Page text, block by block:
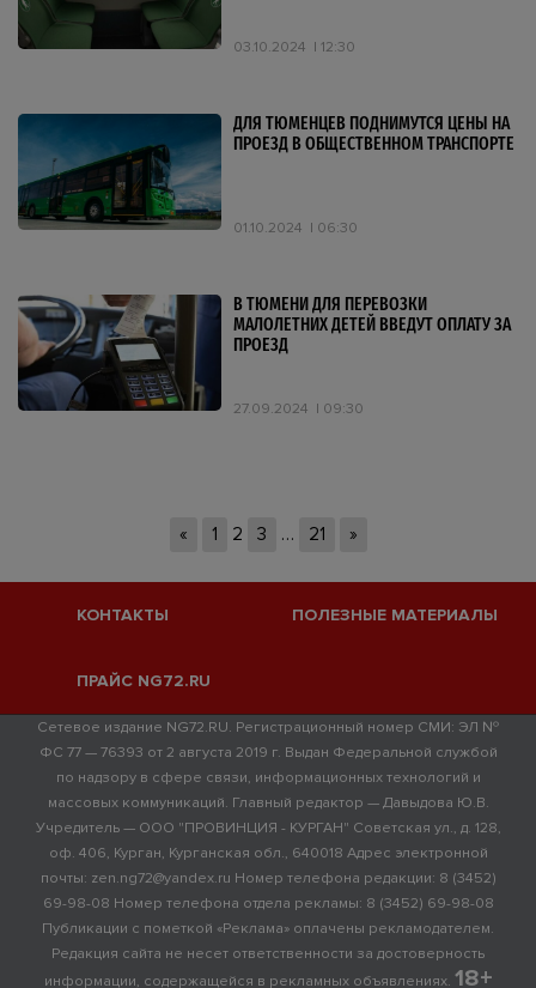
03.10.2024 12:30
ДЛЯ ТЮМЕНЦЕВ ПОДНИМУТСЯ ЦЕНЫ НА
ПРОЕЗД В ОБЩЕСТВЕННОМ ТРАНСПОРТЕ
01.10.2024 06:30
В ТЮМЕНИ ДЛЯ ПЕРЕВОЗКИ
МАЛОЛЕТНИХ ДЕТЕЙ ВВЕДУТ ОПЛАТУ ЗА
ПРОЕЗД
27.09.2024 09:30
« 1 2 3 … 21 »
КОНТАКТЫ ПОЛЕЗНЫЕ МАТЕРИАЛЫ
ПРАЙС NG72.RU
Сетевое издание NG72.RU. Регистрационный номер СМИ: ЭЛ №
ФС 77 — 76393 от 2 августа 2019 г. Выдан Федеральной службой
по надзору в сфере связи, информационных технологий и
массовых коммуникаций. Главный редактор — Давыдова Ю.В.
Учредитель — ООО "ПРОВИНЦИЯ - КУРГАН" Советская ул., д. 128,
оф. 406, Курган, Курганская обл., 640018 Адрес электронной
почты: zen.ng72@yandex.ru Номер телефона редакции: 8 (3452)
69-98-08 Номер телефона отдела рекламы: 8 (3452) 69-98-08
Публикации с пометкой «Реклама» оплачены рекламодателем.
Редакция сайта не несет ответственности за достоверность
информации, содержащейся в рекламных объявлениях. 18+